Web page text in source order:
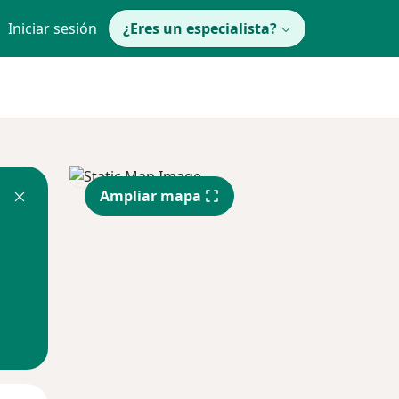
Iniciar sesión ¿Eres un especialista?
Ampliar mapa